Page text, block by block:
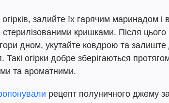
залийте їх гарячим маринадом і
стерилізованими кришками. Після цього
дном, укутайте ковдрою та залиште
огірки добре зберігаються
та ароматними.
рецепт полуничного джему